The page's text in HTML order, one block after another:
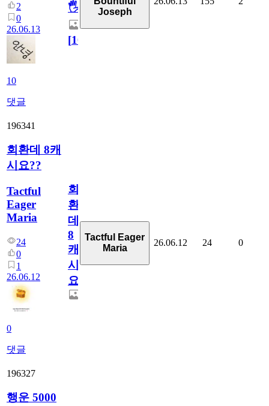
2
0
26.06.13
10
댓글
🖐
[10
Joseph
196341
회환데 8캐
시요??
Tactful
Eager
Maria
24
0
1
26.06.12
0
댓글
회
환
데
8
캐
시
요??
Tactful Eager
Maria
26.06.12 24 0
196327
행운 5000